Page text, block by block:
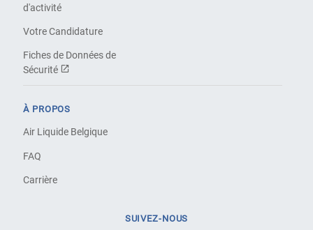
d'activité
Votre Candidature
Fiches de Données de
Sécurité
À PROPOS
Air Liquide Belgique
FAQ
Carrière
SUIVEZ-NOUS